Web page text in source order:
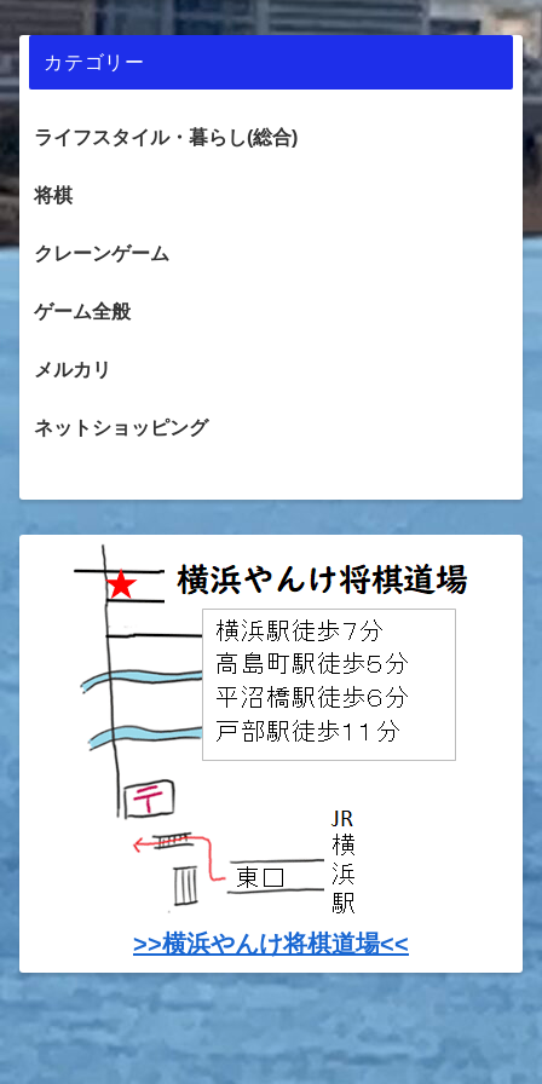
カテゴリー
ライフスタイル・暮らし(総合)
将棋
クレーンゲーム
ゲーム全般
メルカリ
ネットショッピング
>>横浜やんけ将棋道場<<